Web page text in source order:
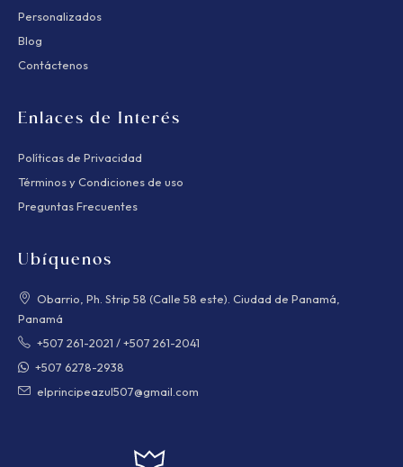
Personalizados
Blog
Contáctenos
Enlaces de Interés
Políticas de Privacidad
Términos y Condiciones de uso
Preguntas Frecuentes
Ubíquenos
Obarrio, Ph. Strip 58 (Calle 58 este). Ciudad de Panamá,
Panamá
+507 261-2021 /+507 261-2041
+507 6278-2938
elprincipeazul507@gmail.com